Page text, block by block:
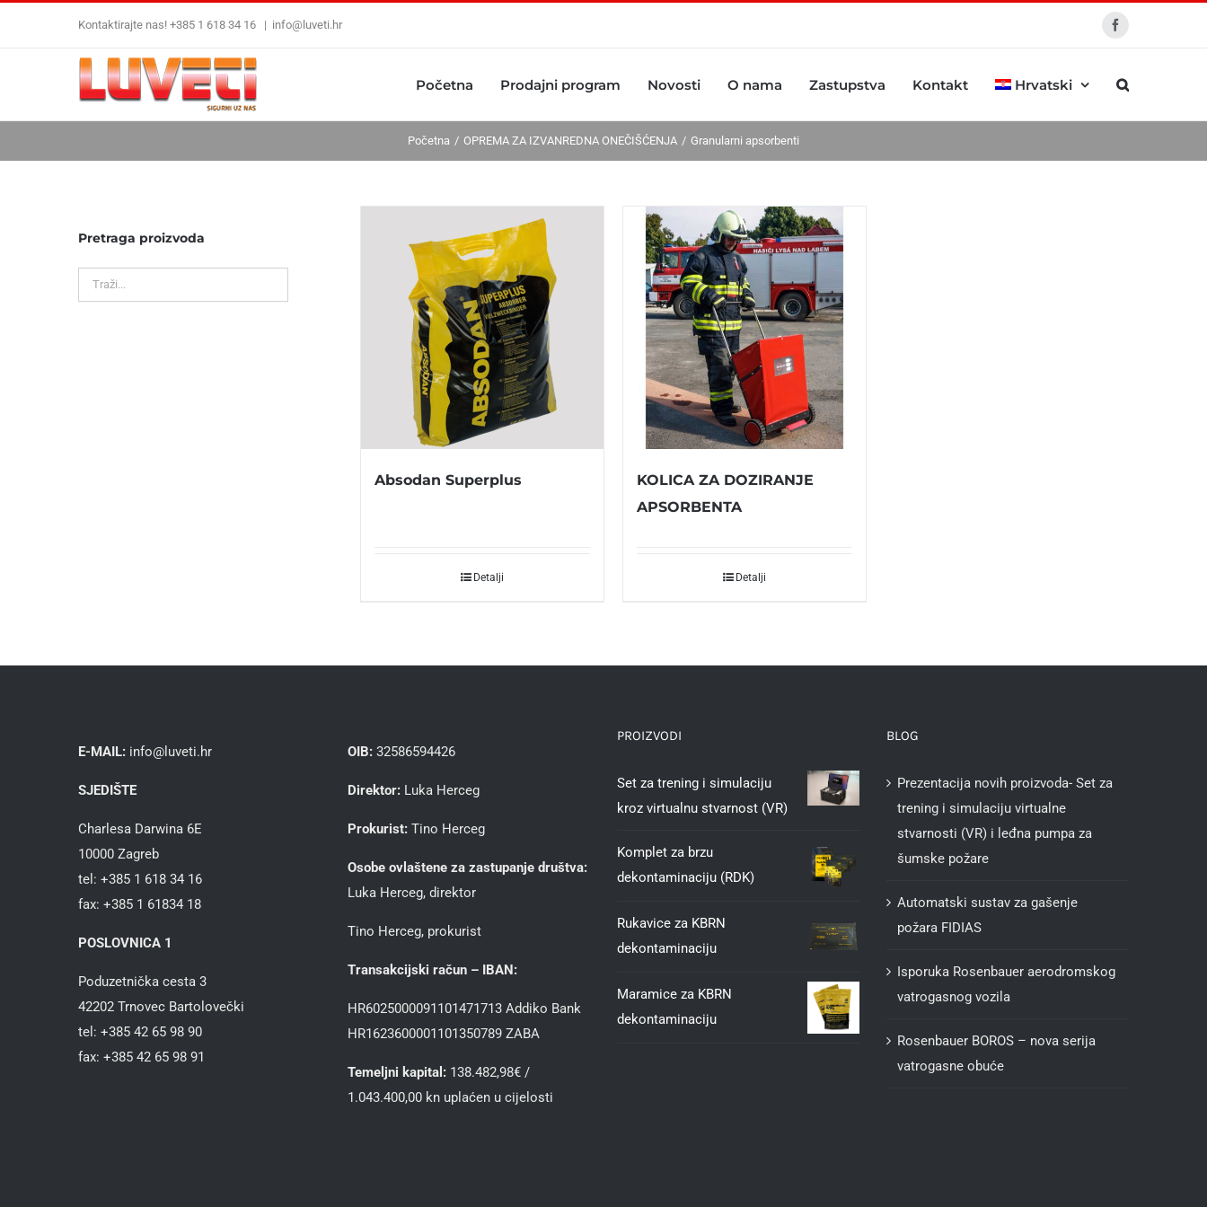
Kontaktirajte nas! +385 1 618 34 16 | info@luveti.hr Facebook
Početna Prodajni program Novosti O nama Zastupstva Kontakt Hrvatski
Početna OPREMA ZA IZVANREDNA ONEČIŠĆENJA Granularni apsorbenti
Absodan Superplus
Detalji
KOLICA ZA DOZIRANJE
APSORBENTA
Detalji
Pretraga proizvoda
E-MAIL: info@luveti.hr
SJEDIŠTE
Charlesa Darwina 6E
10000 Zagreb
tel: +385 1 618 34 16
fax: +385 1 61834 18
POSLOVNICA 1
Poduzetnička cesta 3
42202 Trnovec Bartolovečki
tel: +385 42 65 98 90
fax: +385 42 65 98 91
OIB: 32586594426
Direktor: Luka Herceg
Prokurist: Tino Herceg
Osobe ovlaštene za zastupanje društva:
Luka Herceg, direktor
Tino Herceg, prokurist
Transakcijski račun – IBAN:
HR6025000091101471713 Addiko Bank
HR1623600001101350789 ZABA
Temeljni kapital: 138.482,98€ /
1.043.400,00 kn uplaćen u cijelosti
PROIZVODI
Set za trening i simulaciju
kroz virtualnu stvarnost (VR)
Komplet za brzu
dekontaminaciju (RDK)
Rukavice za KBRN
dekontaminaciju
Maramice za KBRN
dekontaminaciju
BLOG
Prezentacija novih proizvoda- Set za
trening i simulaciju virtualne
stvarnosti (VR) i leđna pumpa za
šumske požare
Automatski sustav za gašenje
požara FIDIAS
Isporuka Rosenbauer aerodromskog
vatrogasnog vozila
Rosenbauer BOROS – nova serija
vatrogasne obuće